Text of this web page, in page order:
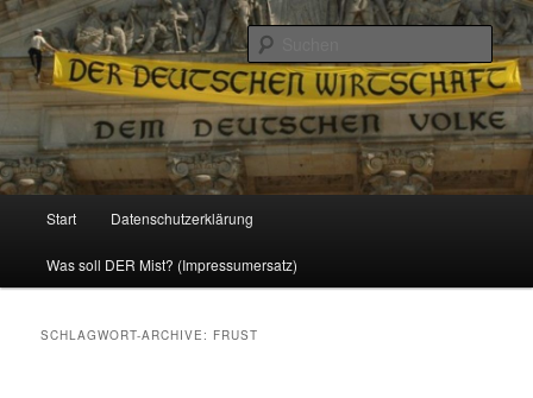
Reizzentrum
Politik, Wirtschaft, Soziales und Gesellschaft
Zum
Inhalt
Zum
sekundären
Start Datenschutzerklärung
Was soll DER Mist? (Impressumersatz)
SCHLAGWORT-ARCHIVE: FRUST